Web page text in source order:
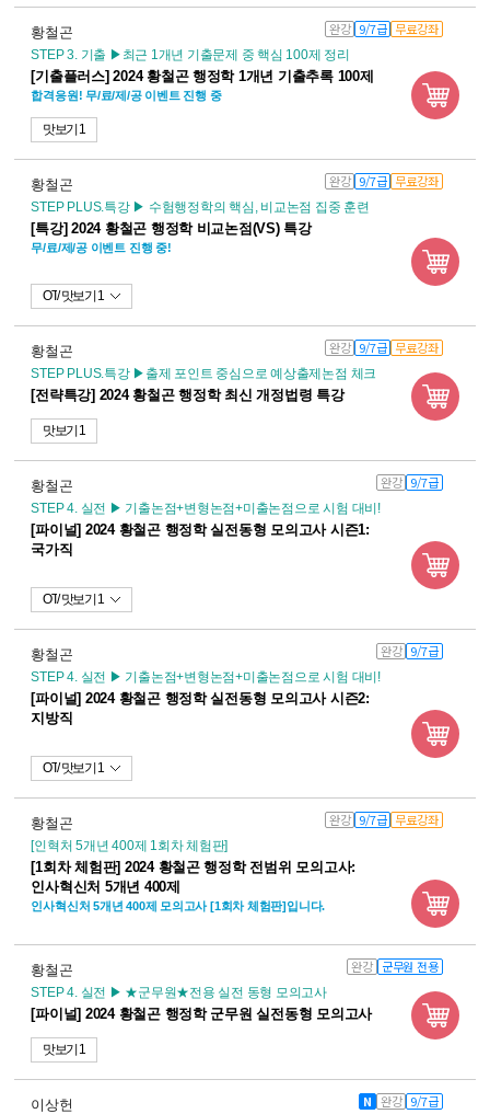
황철곤 완강 9/7급 무료강좌
STEP 3. 기출 ▶최근 1개년 기출문제 중 핵심 100제 정리
[기출플러스] 2024 황철곤 행정학 1개년 기출추록 100제
합격응원! 무/료/제/공 이벤트 진행 중
맛보기 1
황철곤 완강 9/7급 무료강좌
STEP PLUS.특강 ▶ 수험행정학의 핵심, 비교논점 집중 훈련
[특강] 2024 황철곤 행정학 비교논점(VS) 특강
무/료/제/공 이벤트 진행 중!
OT 맛보기 1
황철곤 완강 9/7급 무료강좌
STEP PLUS.특강 ▶출제 포인트 중심으로 예상출제논점 체크
[전략특강] 2024 황철곤 행정학 최신 개정법령 특강
맛보기 1
황철곤 완강 9/7급
STEP 4. 실전 ▶ 기출논점+변형논점+미출논점으로 시험 대비!
[파이널] 2024 황철곤 행정학 실전동형 모의고사 시즌1:
국가직
OT 맛보기 1
황철곤 완강 9/7급
STEP 4. 실전 ▶ 기출논점+변형논점+미출논점으로 시험 대비!
[파이널] 2024 황철곤 행정학 실전동형 모의고사 시즌2:
지방직
OT 맛보기 1
황철곤 완강 9/7급 무료강좌
[인혁처 5개년 400제 1회차 체험판]
[1회차 체험판] 2024 황철곤 행정학 전범위 모의고사:
인사혁신처 5개년 400제
인사혁신처 5개년 400제 모의고사 [1회차 체험판]입니다.
황철곤 완강 군무원 전용
STEP 4. 실전 ▶ ★군무원★전용 실전 동형 모의고사
[파이널] 2024 황철곤 행정학 군무원 실전동형 모의고사
맛보기 1
이상헌 N 완강 9/7급